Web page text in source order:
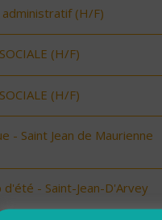
(H/F)
(H/F)
(H/F)
- Saint Jean de Maurienne
d'été - Saint-Jean-D'Arvey